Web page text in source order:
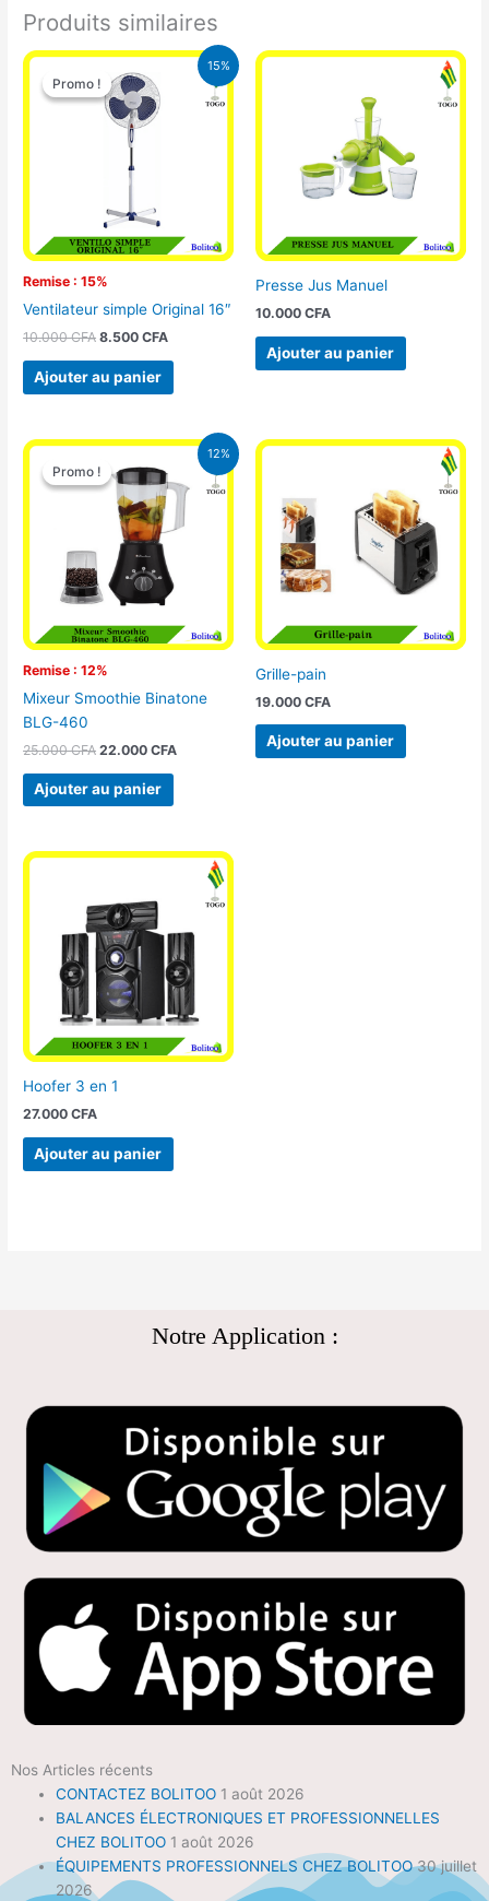
Produits similaires
15%
Promo !
Remise : 15%
Promo !
Ventilateur simple Original 16″
10.000CFA
Le
prix
initial
était :
10.000 CFA.
8.500CFA
Le
Ajouter au panier
Presse Jus Manuel
10.000 CFA
Ajouter au panier
12%
Promo !
Remise : 12%
Promo !
Mixeur Smoothie Binatone
BLG-460
25.000CFA
Le
prix
initial
était :
25.000 CFA.
22.000CFA
Le
prix
actuel
est :
Ajouter au panier
Grille-pain
19.000 CFA
Ajouter au panier
Hoofer 3 en 1
27.000CFA
Ajouter au panier
Notre Application :
Nos Articles récents
CONTACTEZ BOLITOO 1 août 2026
BALANCES ÉLECTRONIQUES ET PROFESSIONNELLES
CHEZ BOLITOO 1 août 2026
ÉQUIPEMENTS PROFESSIONNELS CHEZ BOLITOO 30 juillet
2026